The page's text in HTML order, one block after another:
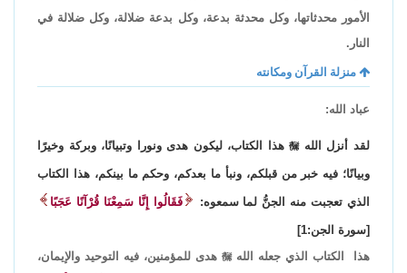
الأمور محدثاتها، وكل محدثة بدعة، وكل بدعة ضلالة، وكل ضلالة في
النار.
منزلة القرآن ومكانته
عباد الله:
لقد أنزل اللههذا الكتاب، ليكون هدى ونورا وتبيانًا، وبركة وخيرًا
وبيانًا؛ فيه خبر من قبلكم، ونبأ ما بعدكم، وحكم ما بينكم، هذا الكتاب
الذي تعجبت منه الجنُّ لما سمعوه: فَقَالُوا إِنَّا سَمِعْنَا قُرْآنًا عَجَبًا
[سورة الجن:1]
هذا الكتاب الذي جعله الله هدى للمؤمنين، فيه التوحيد والإيمان،